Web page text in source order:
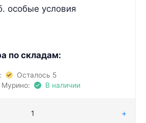
особые условия
по складам:
Осталось 5
Мурино:
В наличии